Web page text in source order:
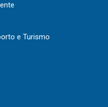
e Turismo